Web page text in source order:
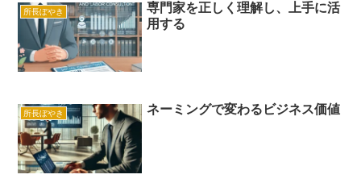
所長ぼやき
専門家を正しく理解し、上手に活
用する
所長ぼやき ネーミングで変わるビジネス価値